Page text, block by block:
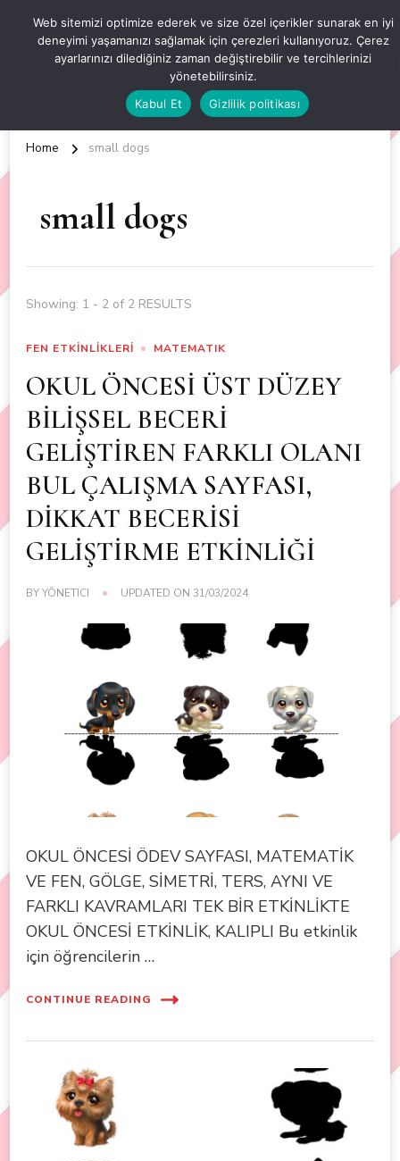
OKUL ÖNCESİ ETKİNLİKLER
EN YENİ VE ÖZGÜN OKUL ÖNCESİ ETKİNLİKLERİ
Home small dogs
small dogs
Showing: 1 - 2 of 2 RESULTS
FEN ETKİNLİKLERİ MATEMATIK
OKUL ÖNCESİ ÜST DÜZEY
BİLİŞSEL BECERİ
GELİŞTİREN FARKLI OLANI
BUL ÇALIŞMA SAYFASI,
DİKKAT BECERİSİ
GELİŞTİRME ETKİNLİĞİ
BYYÖNETICI UPDATED ON 31/03/2024
OKUL ÖNCESİ ÖDEV SAYFASI, MATEMATİK
VE FEN, GÖLGE, SİMETRİ, TERS, AYNI VE
FARKLI KAVRAMLARI TEK BİR ETKİNLİKTE
OKUL ÖNCESİ ETKİNLİK, KALIPLI Bu etkinlik
için öğrencilerin …
CONTINUE READING
Web sitemizi optimize ederek ve size özel içerikler sunarak en iyi
deneyimi yaşamanızı sağlamak için çerezleri kullanıyoruz. Çerez
ayarlarınızı dilediğiniz zaman değiştirebilir ve tercihlerinizi
yönetebilirsiniz.
Kabul Et
Gizlilik politikası